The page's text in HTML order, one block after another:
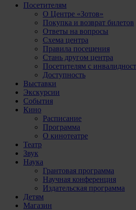
Посетителям
О Центре «Зотов»
Покупка и возврат билетов
Ответы на вопросы
Схема центра
Правила посещения
Стань другом центра
Посетителям с
Доступность
Выставки
Экскурсии
События
Кино
Расписание
Программа
О кинотеатре
Театр
Звук
Наука
Грантовая программа
Научная конференция
Издательская программа
Детям
Магазин